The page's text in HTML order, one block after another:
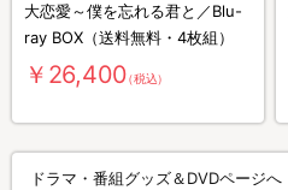
大恋愛～僕を忘れる君と／Blu-
ray BOX（送料無料・4枚組）
￥26,400（税込）
ドラマ・番組グッズ＆DVDページへ